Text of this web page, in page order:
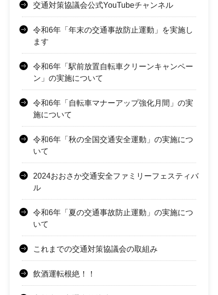
交通対策協議会公式YouTubeチャンネル
令和6年「年末の交通事故防止運動」を実施し
ます
令和6年「駅前放置自転車クリーンキャンペー
ン」の実施について
令和6年「自転車マナーアップ強化月間」の実
施について
令和6年「秋の全国交通安全運動」の実施につ
いて
2024おおさか交通安全ファミリーフェスティバ
ル
令和6年「夏の交通事故防止運動」の実施につ
いて
これまでの交通対策協議会の取組み
飲酒運転根絶！！